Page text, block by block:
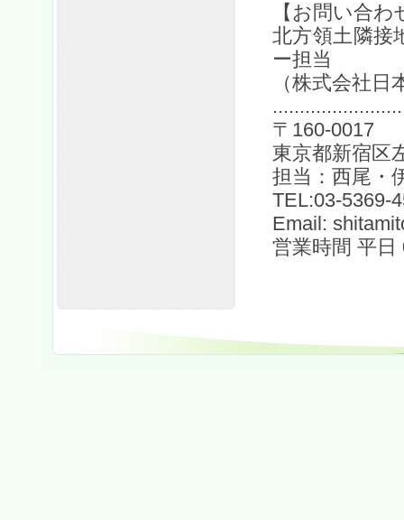
【お問い合わ
北方領土隣接
ー担当
（株式会社
〒160-0017
東京都新宿区
担当：西尾・
TEL:03-5369-
Email:
営業時間 平日